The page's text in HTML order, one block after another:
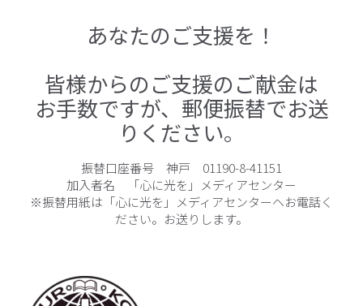
あなたのご支援を！
皆様からのご支援のご献金は
お手数ですが、郵便振替でお送
りください。
振替口座番号 神戸 01190-8-41151
加入者名 「心に光を」メディアセンター
※振替用紙は「心に光を」メディアセンターヘお電話く
ださい。お送りします。